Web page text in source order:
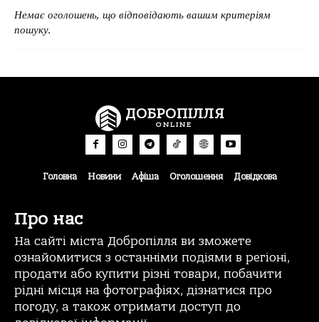
Немає оголошень, що відповідають вашим критеріям
пошуку.
ДОБРОПІЛЛЯ
ONLINE
Головна Новини Афіша Оголошення Довідкова
Про нас
На сайті міста Добропілля ви зможете
ознайомитися з останніми подіями в регіоні,
продати або купити різні товари, побачити
рідні місця на фотографіях, дізнатися про
погоду, а також отримати доступ до